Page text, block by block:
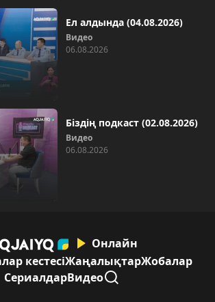
Ел алдында (04.08.2026)
Видео
06.08.2026
Біздің подкаст (02.08.2026)
Видео
06.08.2026
Онлайн
кестесіЖаңалықтарЖобалар
СериалдарВидео